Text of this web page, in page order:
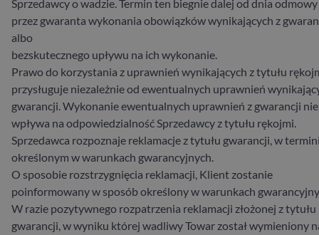
Sprzedawcy o wadzie. Termin ten biegnie dalej od dnia odmowy
przez gwaranta wykonania obowiązków wynikających z
albo
bezskutecznego upływu na ich wykonanie.
Prawo do korzystania z uprawnień wynikających z tytułu
przysługuje niezależnie od ewentualnych uprawnień
gwarancji. Wykonanie ewentualnych uprawnień z gwarancji nie
wpływa na odpowiedzialność Sprzedawcy z tytułu rękojmi.
Sprzedawca rozpoznaje reklamacje z tytułu gwarancji, w
określonym w warunkach gwarancyjnych.
O sposobie rozstrzygnięcia reklamacji, Klient zostanie
poinformowany w sposób określony w warunkach
W razie pozytywnego rozpatrzenia reklamacji złożonej z tytułu
gwarancji, w wyniku której wadliwy Towar został wymieniony